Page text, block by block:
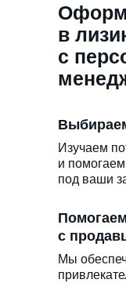
с
Мы
Изучаем
и
под ваши
в
с